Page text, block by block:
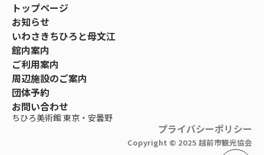
トップページ
お知らせ
いわさきちひろと母文江
館内案内
ご利用案内
周辺施設のご案内
団体予約
お問い合わせ
ちひろ美術館 東京・安曇野
プライバシーポリシー
Copyright ©︎ 2025 越前市観光協会